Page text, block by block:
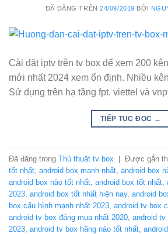
ĐÃ ĐĂNG TRÊN24/09/2019 BỞI
Cài đặt iptv trên tv box để xem 200
mới nhất 2024 xem ổn định. Nhiều
Sử dụng trên hạ tầng fpt, viettel và
TIẾP TỤC ĐỌC →
Đã đăng trong Thủ thuật tv box Được gắn
tốt nhất android box mạnh nhất android box
android box nào tốt nhất android box tốt nhất
2023 android box tốt nhất hiện nay, android
box cấu hình mạnh nhất 2023 android tv box
android tv box đáng mua nhất 2020 android tv
2023 android tv box hãng nào tốt nhất